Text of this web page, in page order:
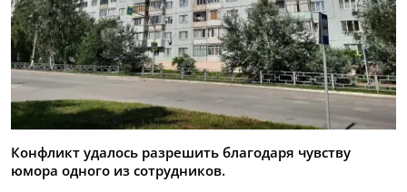
Конфликт удалось разрешить благодаря чувству
юмора одного из сотрудников.